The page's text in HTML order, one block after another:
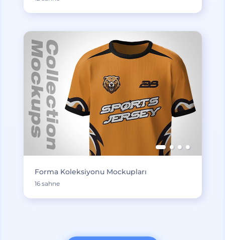
Forma Koleksiyonu Mockupları
16 sahne